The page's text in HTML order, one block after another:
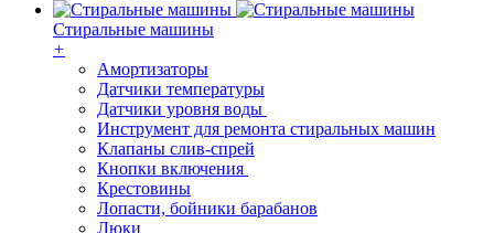
Стиральные машины
+
Амортизаторы
Датчики температуры
Датчики уровня воды
Инструмент для ремонта стиральных машин
Клапаны слив-спрей
Кнопки включения
Крестовины
Лопасти, бойники барабанов
Люки